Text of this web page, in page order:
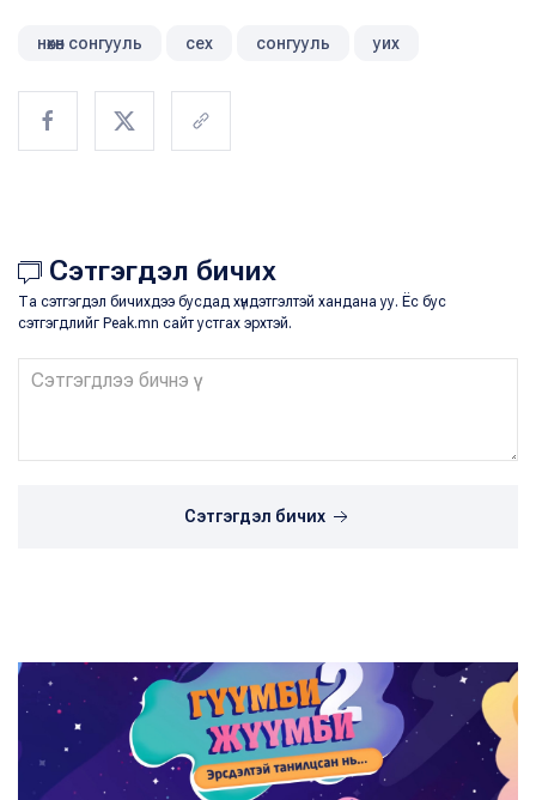
нөхөн сонгууль сех сонгууль уих
Сэтгэгдэл бичих
Та сэтгэгдэл бичихдээ бусдад хүндэтгэлтэй хандана уу. Ёс бус
сэтгэгдлийг Peak.mn сайт устгах эрхтэй.
Сэтгэгдэл бичих